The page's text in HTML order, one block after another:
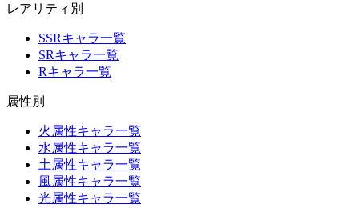
レアリティ別
SSRキャラ一覧
SRキャラ一覧
Rキャラ一覧
属性別
火属性キャラ一覧
水属性キャラ一覧
土属性キャラ一覧
風属性キャラ一覧
光属性キャラ一覧